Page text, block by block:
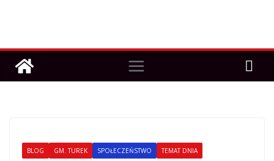
BLOG GM. TUREK SPOŁECZEŃSTWO TEMAT DNIA